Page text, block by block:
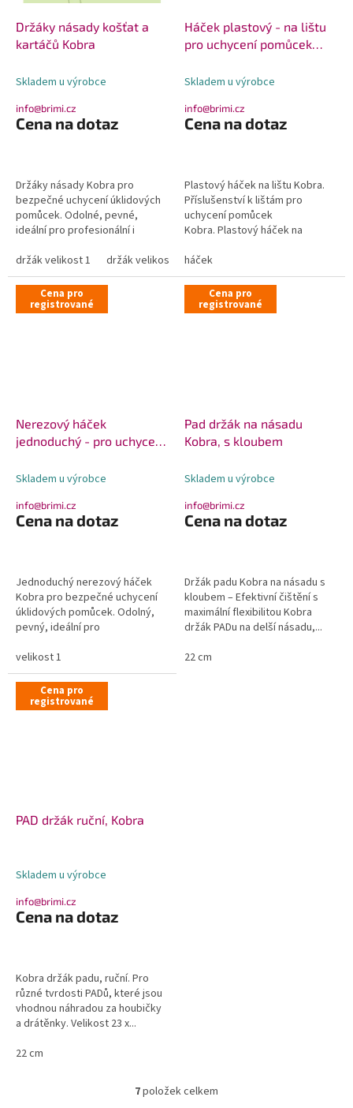
Držáky násady košťat a
kartáčů Kobra
Skladem u výrobce
info@brimi.cz
Cena na dotaz
Držáky násady Kobra pro
bezpečné uchycení úklidových
pomůcek. Odolné, pevné,
ideální pro profesionální i
držák velikost 1
držák velikost 2
Háček plastový - na lištu
pro uchycení pomůcek
Skladem u výrobce
info@brimi.cz
Cena na dotaz
Plastový háček na lištu Kobra.
Příslušenství k lištám pro
uchycení pomůcek
Kobra. Plastový háček na
háček
Cena pro
registrované
Nerezový háček
jednoduchý - pro uchycení
Skladem u výrobce
info@brimi.cz
Cena na dotaz
Jednoduchý nerezový háček
Kobra pro bezpečné uchycení
úklidových pomůcek. Odolný,
pevný, ideální pro
velikost 1
Cena pro
registrované
Pad držák na násadu
Kobra, s kloubem
Skladem u výrobce
info@brimi.cz
Cena na dotaz
Držák padu Kobra na násadu s
kloubem – Efektivní čištění s
maximální flexibilitou Kobra
držák PADu na delší násadu,...
22 cm
Cena pro
registrované
PAD držák ruční, Kobra
Skladem u výrobce
info@brimi.cz
Cena na dotaz
Kobra držák padu, ruční. Pro
různé tvrdosti PADů, které jsou
vhodnou náhradou za houbičky
a drátěnky. Velikost 23 x...
22 cm
O
7položek celkem